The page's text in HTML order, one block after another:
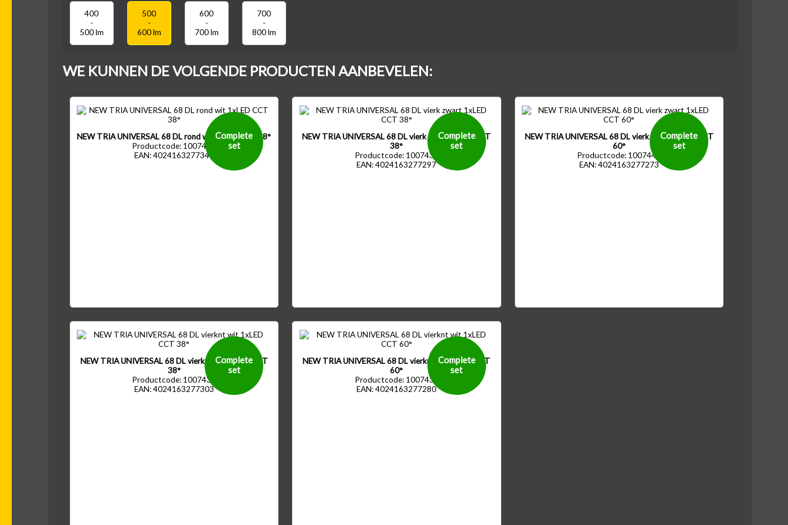
400
-
500 lm
500
-
600 lm
600
-
700 lm
700
-
800 lm
WE KUNNEN DE VOLGENDE PRODUCTEN AANBEVELEN:
NEW TRIA UNIVERSAL 68 DL rond wit 1xLED CCT 38°
Productcode: 1007433
EAN: 4024163277341
Complete
set
NEW TRIA UNIVERSAL 68 DL vierk zwart 1xLED CCT
38°
Productcode: 1007438
EAN: 4024163277297
Complete
set
NEW TRIA UNIVERSAL 68 DL vierk zwart 1xLED CCT
60°
Productcode: 1007440
EAN: 4024163277273
Complete
set
NEW TRIA UNIVERSAL 68 DL vierknt wit 1xLED CCT
38°
Productcode: 1007437
EAN: 4024163277303
Complete
set
NEW TRIA UNIVERSAL 68 DL vierknt wit 1xLED CCT
60°
Productcode: 1007439
EAN: 4024163277280
Complete
set